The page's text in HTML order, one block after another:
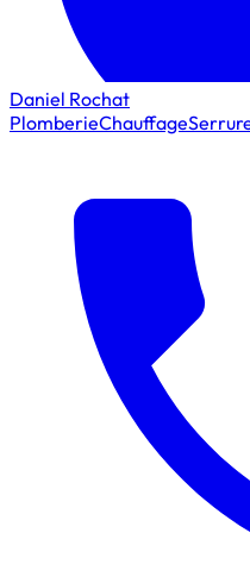
Daniel Rochat
PlomberieChauffage